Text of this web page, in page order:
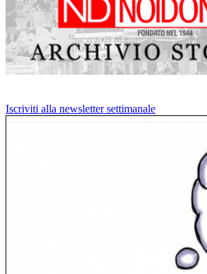
Iscriviti alla newsletter settimanale